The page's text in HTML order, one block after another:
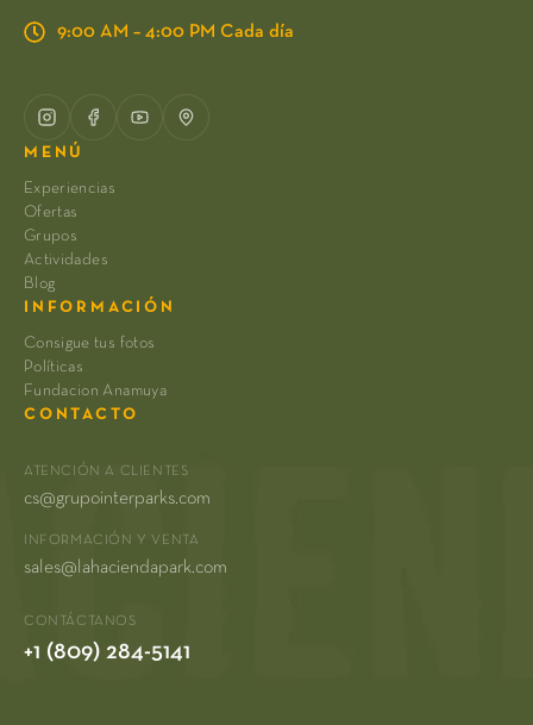
9:00 AM – 4:00 PM Cada día
MENÚ
Experiencias
Ofertas
Grupos
Actividades
Blog
INFORMACIÓN
Consigue tus fotos
Políticas
Fundacion Anamuya
CONTACTO
ATENCIÓN A CLIENTES
cs@grupointerparks.com
INFORMACIÓN Y VENTA
sales@lahaciendapark.com
CONTÁCTANOS
+1 (809) 284-5141